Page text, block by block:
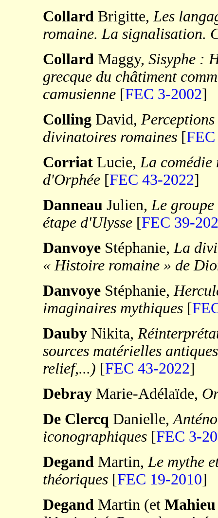
Collard Brigitte,Les
romaine. La signalisation.
Collard Maggy, Sisyphe :
grecque du châtiment
camusienne [FEC 3-2002]
Colling David,
divinatoires romaines [
Corriat Lucie,La
d'Orphée [FEC 43-2022]
Danneau Julien,Le
étape d'Ulysse [FEC 39-
Danvoye Stéphanie,La
« Histoire romaine » de
Danvoye Stéphanie,
imaginaires mythiques [
Dauby Nikita,
sources matérielles
relief,...) [FEC 43-2022]
Debray Marie-Adélaïde,
De Clercq Danielle,
iconographiques [FEC 3-
Degand Martin,Le mythe
théoriques [FEC 19-2010]
Degand Martin (et Mahieu